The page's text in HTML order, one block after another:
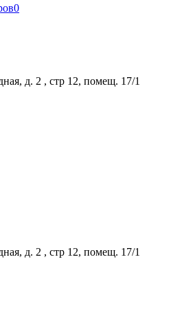
0
д. 2 , стр 12, помещ. 17/1
д. 2 , стр 12, помещ. 17/1